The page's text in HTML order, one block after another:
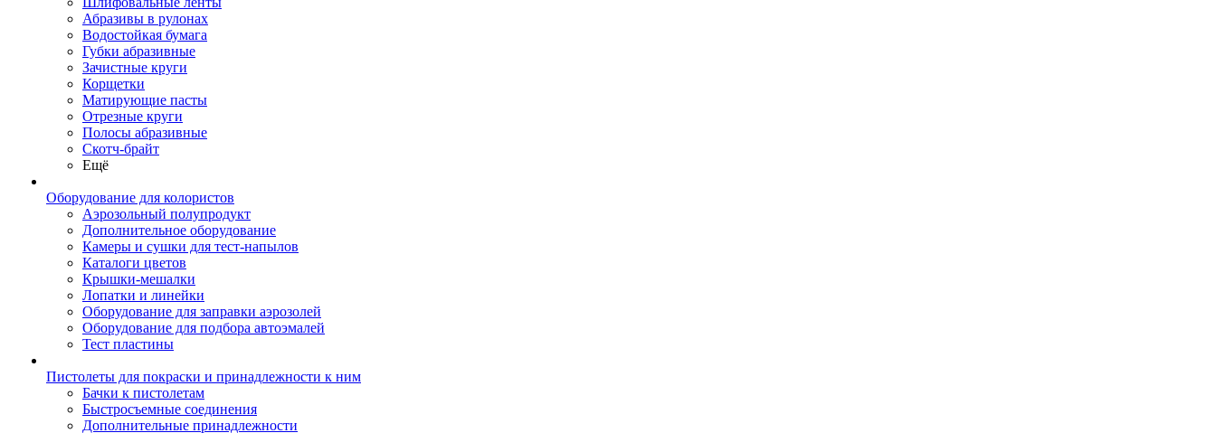
Абразивы в рулонах
Водостойкая бумага
Губки абразивные
Зачистные круги
Корщетки
Матирующие пасты
Отрезные круги
Полосы абразивные
Скотч-брайт
Ещё
Оборудование для колористов
Аэрозольный полупродукт
Дополнительное оборудование
Камеры и сушки для тест-напылов
Каталоги цветов
Крышки-мешалки
Лопатки и линейки
Оборудование для заправки аэрозолей
Оборудование для подбора автоэмалей
Тест пластины
Пистолеты для покраски и принадлежности к ним
Бачки к пистолетам
Быстросъемные соединения
Дополнительные принадлежности